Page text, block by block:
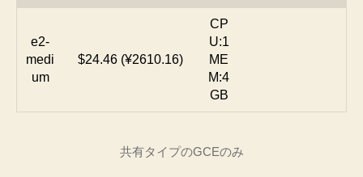
e2-
medi
um
$24.46 (¥2610.16)
CP
U:1
ME
M:4
GB
共有タイプのGCEのみ